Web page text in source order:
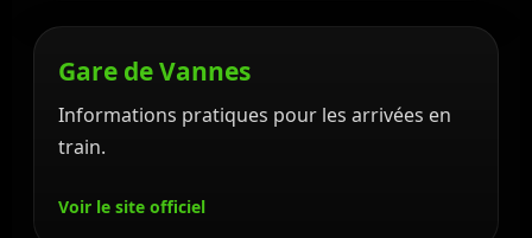
Gare de Vannes
Informations pratiques pour les arrivées en
train.
Voir le site officiel